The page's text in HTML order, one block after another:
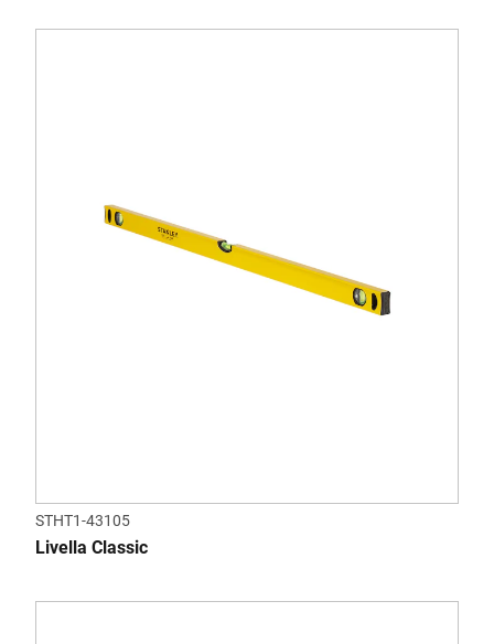
STHT1-43105
Livella Classic